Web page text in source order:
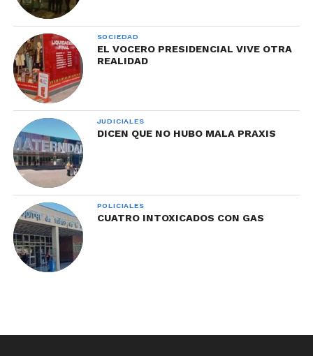
SOCIEDAD
EL VOCERO PRESIDENCIAL VIVE OTRA
REALIDAD
JUDICIALES
DICEN QUE NO HUBO MALA PRAXIS
POLICIALES
CUATRO INTOXICADOS CON GAS